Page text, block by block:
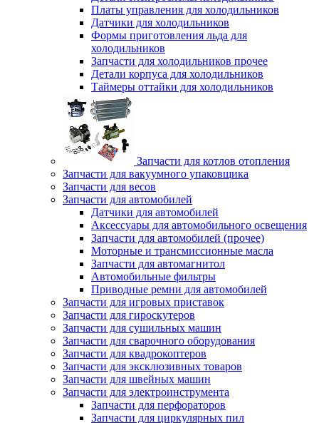
Платы управления для холодильников
Датчики для холодильников
Формы приготовления льда для
холодильников
Запчасти для холодильников прочее
Детали корпуса для холодильников
Таймеры оттайки для холодильников
Запчасти для котлов отопления
Запчасти для вакуумного упаковщика
Запчасти для весов
Запчасти для автомобилей
Датчики для автомобилей
Аксессуары для автомобильного освещения
Запчасти для автомобилей (прочее)
Моторные и трансмиссионные масла
Запчасти для автомагнитол
Автомобильные фильтры
Приводные ремни для автомобилей
Запчасти для игровых приставок
Запчасти для гироскутеров
Запчасти для сушильных машин
Запчасти для сварочного оборудования
Запчасти для квадрокоптеров
Запчасти для эксклюзивных товаров
Запчасти для швейных машин
Запчасти для электроинструмента
Запчасти для перфораторов
Запчасти для циркулярных пил